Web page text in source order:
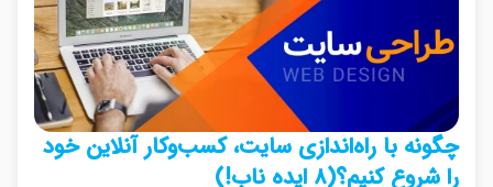
با راه‌اندازی سایت، کسب‌وکار آنلاین خود
کنیم؟(۸ ایده ناب!)